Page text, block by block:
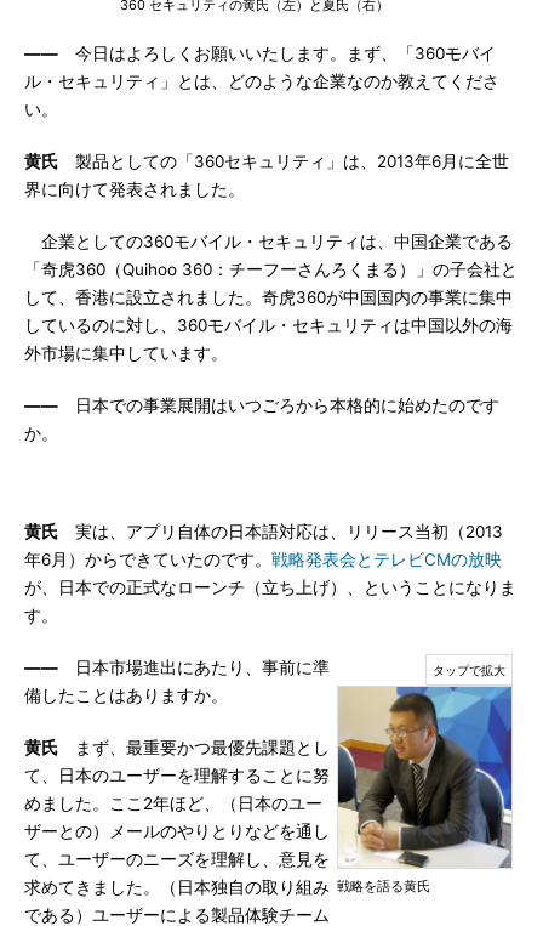
360 セキュリティの黄氏（左）と夏氏（右）
―― 今日はよろしくお願いいたします。まず、「360モバイ
ル・セキュリティ」とは、どのような企業なのか教えてくださ
い。
黄氏 製品としての「360セキュリティ」は、2013年6月に全世
界に向けて発表されました。
企業としての360モバイル・セキュリティは、中国企業である
「奇虎360（Quihoo 360：チーフーさんろくまる）」の子会社と
して、香港に設立されました。奇虎360が中国国内の事業に集中
しているのに対し、360モバイル・セキュリティは中国以外の海
外市場に集中しています。
―― 日本での事業展開はいつごろから本格的に始めたのです
か。
黄氏 実は、アプリ自体の日本語対応は、リリース当初（2013
年6月）からできていたのです。 戦略発表会とテレビCMの放映
が、日本での正式なローンチ（立ち上げ）、ということになりま
す。
戦略を語る黄氏
―― 日本市場進出にあたり、事前に準
備したことはありますか。
黄氏 まず、最重要かつ最優先課題とし
て、日本のユーザーを理解することに努
めました。ここ2年ほど、（日本のユー
ザーとの）メールのやりとりなどを通し
て、ユーザーのニーズを理解し、意見を
求めてきました。（日本独自の取り組み
である）ユーザーによる製品体験チーム